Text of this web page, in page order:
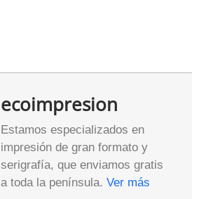
ecoimpresion
Estamos especializados en
impresión de gran formato y
serigrafía, que enviamos gratis
a toda la península. Ver más